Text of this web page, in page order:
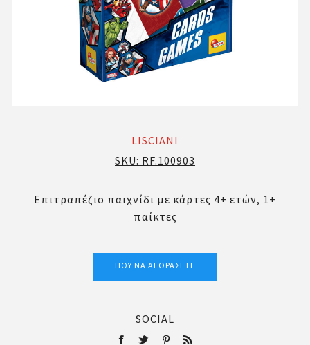
LISCIANI
SKU: RF.100903
Επιτραπέζιο παιχνίδι με κάρτες 4+ ετών, 1+
παίκτες
ΠΟΎ ΝΑ ΑΓΟΡΆΣΕΤΕ
SOCIAL